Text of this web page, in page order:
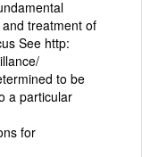
treatment of
See http:
to be
a particular
for